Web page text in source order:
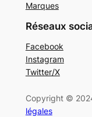
Marques
Réseaux
Facebook
Instagram
Twitter/X
Copyright ©
légales